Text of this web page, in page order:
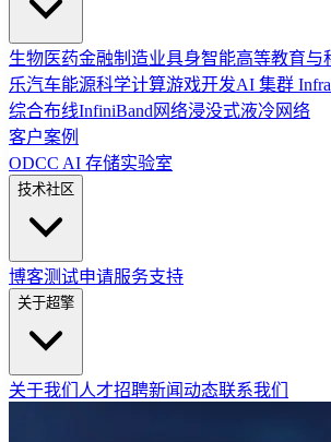
生物医药金融制造业具身智能高等教育与
乐汽车能源科学计算游戏开发AI 集群 Infra
综合布线InfiniBand网络浸没式液冷网络
客户案例
ODCC AI 存储实验室
技术社区
博客测试申请服务支持
关于超擎
关于我们 人才招聘新闻动态联系我们